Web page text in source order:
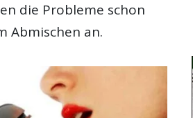
die Probleme schon
Abmischen an.